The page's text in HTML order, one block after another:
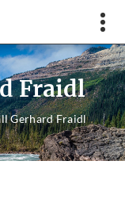
Fraidl
Gerhard Fraidl